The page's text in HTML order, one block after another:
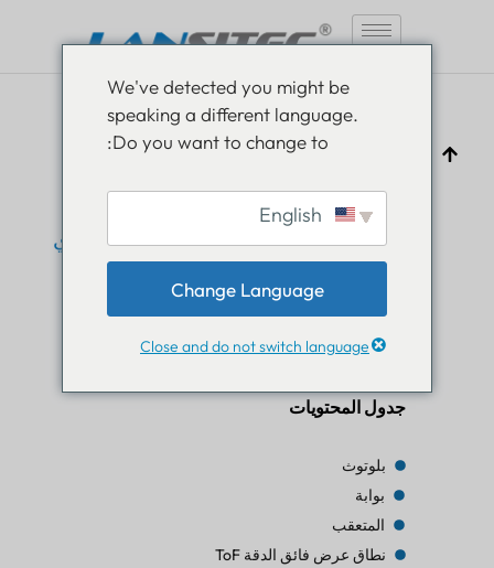
دورة تشغيل LoRaWAN: الحد الأدنى الذي
يحدد مدى قابلية توسع شبكة تتبع إنترنت
الأشياء الخاصة بك
بام لوثرا 22 مايو 2026 لوراوان
جدول المحتويات
بلوتوث
بوابة
المتعقب
نطاق عرض فائق الدقة ToF
We've detected you might be
speaking a different language.
Do you want to change to:
Change Language
Close and do not switch language